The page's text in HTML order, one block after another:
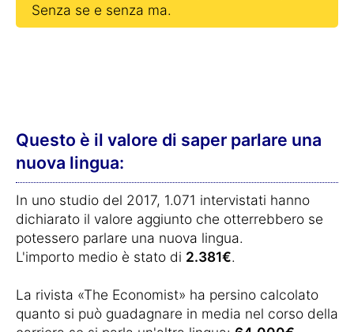
Senza se e senza ma.
Questo è il valore di saper parlare una
nuova lingua:
In uno studio del 2017, 1.071 intervistati hanno
dichiarato il valore aggiunto che otterrebbero se
potessero parlare una nuova lingua.
L'importo medio è stato di 2.381€.
La rivista «The Economist» ha persino calcolato
quanto si può guadagnare in media nel corso della